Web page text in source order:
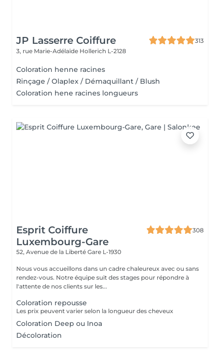
JP Lasserre Coiffure
313
3, rue Marie-Adélaïde Hollerich L-2128
Coloration henne racines
Rinçage / Olaplex / Démaquillant / Blush
Coloration hene racines longueurs
Esprit Coiffure
Luxembourg-Gare
308
52, Avenue de la Liberté Gare L-1930
Nous vous accueillons dans un cadre chaleureux avec ou sans
rendez-vous. Notre équipe suit des stages pour répondre à
l'attente de nos clients sur les...
Coloration repousse
Les prix peuvent varier selon la longueur des cheveux
Coloration Deep ou Inoa
Décoloration